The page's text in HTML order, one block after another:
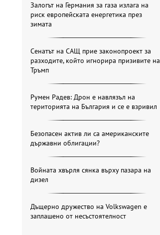
Залогът на Германия за газа излага на
риск европейската енергетика през
зимата
Сенатът на САЩ прие законопроект за
разходите, който игнорира призивите на
Тръмп
Румен Радев: Дрон е навлязъл на
територията на България и се е взривил
Безопасен актив ли са американските
държавни облигации?
Войната хвърля сянка върху пазара на
дизел
Дъщерно дружество на Volkswagen е
заплашено от несъстоятелност